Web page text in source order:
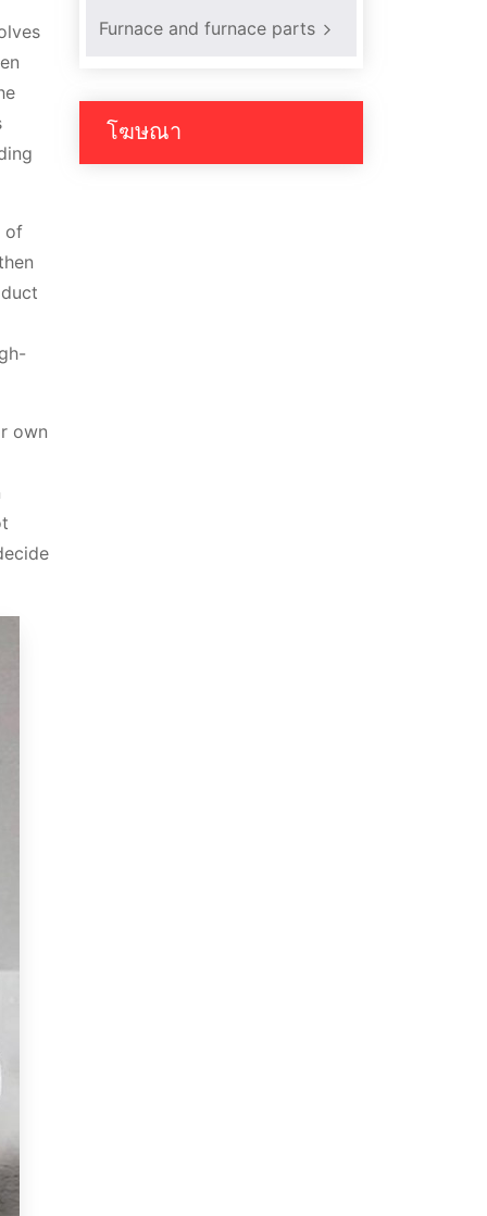
of
own
Furnace and furnace parts
โฆษณา